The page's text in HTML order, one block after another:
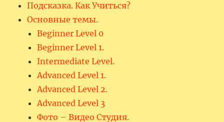
Подсказка. Как Учиться?
Основные темы.
Beginner Level 0
Beginner Level 1.
Intermediate Level.
Advanced Level 1.
Advanced Level 2.
Advanced Level 3
Фото – Видео Студия.